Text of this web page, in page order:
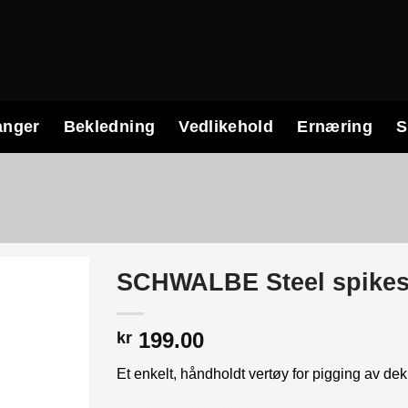
Bekledning Vedlikehold Ernæring
SCHWALBE Steel
kr 199.00
Et enkelt, håndholdt vertøy for pigging av